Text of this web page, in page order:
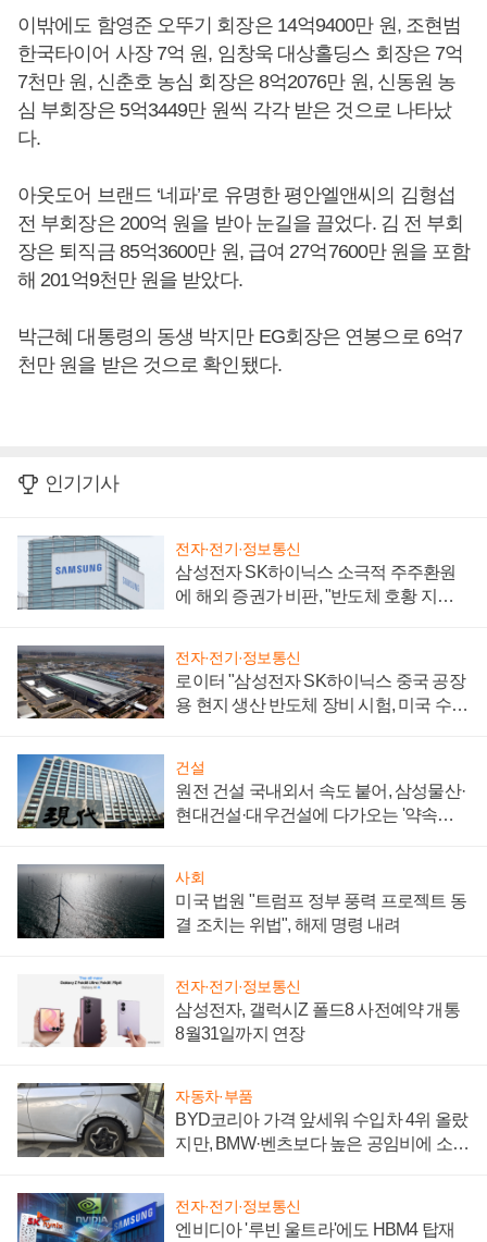
이밖에도 함영준 오뚜기 회장은 14억9400만 원, 조현범
한국타이어 사장 7억 원, 임창욱 대상홀딩스 회장은 7억
7천만 원, 신춘호 농심 회장은 8억2076만 원, 신동원 농
심 부회장은 5억3449만 원씩 각각 받은 것으로 나타났
다.
아웃도어 브랜드 ‘네파’로 유명한 평안엘앤씨의 김형섭
전 부회장은 200억 원을 받아 눈길을 끌었다. 김 전 부회
장은 퇴직금 85억3600만 원, 급여 27억7600만 원을 포함
해 201억9천만 원을 받았다.
박근혜 대통령의 동생 박지만 EG회장은 연봉으로 6억7
천만 원을 받은 것으로 확인됐다.
인기기사
전자·전기·정보통신
삼성전자 SK하이닉스 소극적 주주환원
에 해외 증권가 비판, "반도체 호황 지속
전자·전기·정보통신
로이터 "삼성전자 SK하이닉스 중국 공장
용 현지 생산 반도체 장비 시험, 미국 수출
건설
원전 건설 국내외서 속도 붙어, 삼성물산·
현대건설·대우건설에 다가오는 '약속의
사회
미국 법원 "트럼프 정부 풍력 프로젝트 동
결 조치는 위법", 해제 명령 내려
전자·전기·정보통신
삼성전자, 갤럭시Z 폴드8 사전예약 개통
8월31일까지 연장
자동차·부품
BYD코리아 가격 앞세워 수입차 4위 올랐
지만, BMW·벤츠보다 높은 공임비에 소비
전자·전기·정보통신
엔비디아 '루빈 울트라'에도 HBM4 탑재